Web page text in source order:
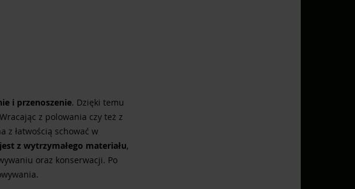
i przenoszenie. Dzięki temu
z polowania czy też z
z łatwością schować w
z wytrzymałego materiału,
oraz konserwacji. Po